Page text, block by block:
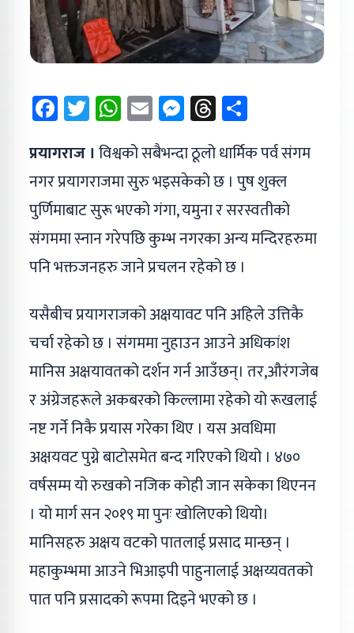
Facebook
Twitter
WhatsApp
EmailMessenger
Threads
प्रयागराज । विश्वको सबैभन्दा ठूलो धार्मिक पर्व संगम
नगर प्रयागराजमा सुरु भइसकेको छ । पुष शुक्ल
पुर्णिमाबाट सुरू भएको गंगा, यमुना र सरस्वतीको
संगममा स्नान गरेपछि कुम्भ नगरका अन्य मन्दिरहरुमा
पनि भक्तजनहरु जाने प्रचलन रहेको छ ।
यसैबीच प्रयागराजको अक्षयावट पनि अहिले उत्तिकै
चर्चा रहेको छ । संगममा नुहाउन आउने अधिकांश
मानिस अक्षयावतको दर्शन गर्न आउँछन्। तर,औरंगजेब
र अंग्रेजहरूले अकबरको किल्लामा रहेको यो रूखलाई
नष्ट गर्ने निकै प्रयास गरेका थिए । यस अवधिमा
अक्षयवट पुग्ने बाटोसमेत बन्द गरिएको थियो । ४७०
वर्षसम्म यो रुखको नजिक कोही जान सकेका थिएनन
। यो मार्ग सन २०१९ मा पुनः खोलिएको थियो।
मानिसहरु अक्षय वटको पातलाई प्रसाद मान्छन् ।
महाकुम्भमा आउने भिआइपी पाहुनालाई अक्षय्यवतको
पात पनि प्रसादको रूपमा दिइने भएको छ ।